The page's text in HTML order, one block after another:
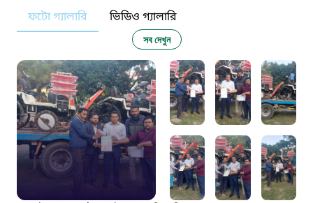
নারী ও শিশু নির্যাতন প্রতিরোধ
১০৬
দুদক
১০২
দুর্যোগের আগাম বার্তা
ফটো গ্যালারি ভিডিও গ্যালারি
সব দেখুন